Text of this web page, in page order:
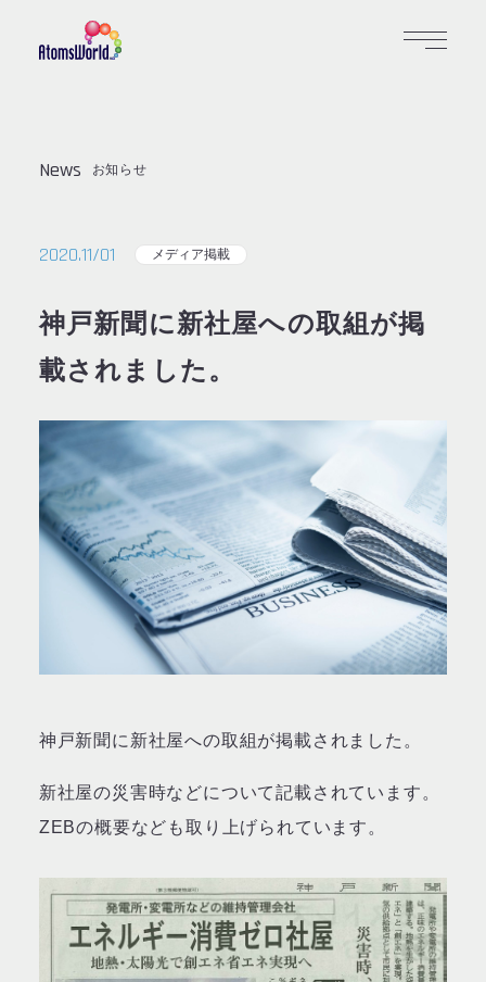
News お知らせ
2020.11/01 メディア掲載
神戸新聞に新社屋への取組が掲
載されました。
神戸新聞に新社屋への取組が掲載されました。
新社屋の災害時などについて記載されています。
ZEBの概要なども取り上げられています。